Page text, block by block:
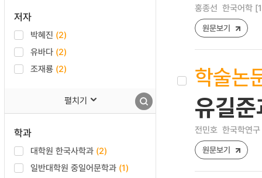
저자
박혜진 (2)
유바다 (2)
조재룡 (2)
펼치기
학과
대학원 한국사학과 (2)
일반대학원 중일어문학과 (1)
홍종선 한국어학
원문보기
학술논
유길
전민호 한국학연
원문보기